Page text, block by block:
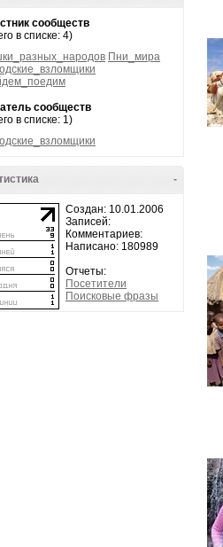
сообществ
в списке: 4)
Пни_мира
сообществ
в списке: 1)
-
Создан: 10.01.2006
Записей:
Комментариев:
Написано: 180989
Отчеты:
Посетители
Поисковые фразы